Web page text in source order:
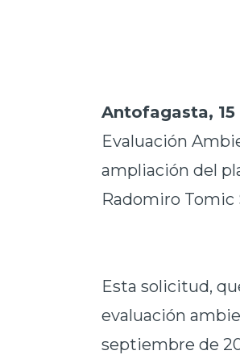
Antofagasta, 15
Evaluación
ampliación del
Radomiro Tomic
Esta solicitud,
evaluación
septiembre de